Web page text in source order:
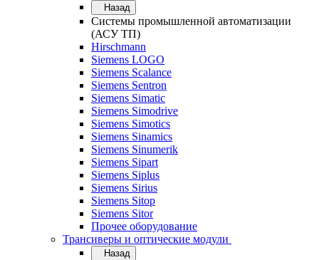
Назад
Системы промышленной автоматизации
(АСУ ТП)
Hirschmann
Siemens LOGO
Siemens Scalance
Siemens Sentron
Siemens Simatic
Siemens Simodrive
Siemens Simotics
Siemens Sinamics
Siemens Sinumerik
Siemens Sipart
Siemens Siplus
Siemens Sirius
Siemens Sitop
Siemens Sitor
Прочее оборудование
Трансиверы и оптические модули
Назад